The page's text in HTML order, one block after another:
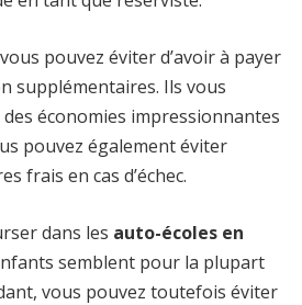
pouvez éviter d’avoir à payer
supplémentaires. Ils vous
économies impressionnantes
pouvez également éviter
frais en cas d’échec.
dans les auto-écoles en
semblent pour la plupart
vous pouvez toutefois éviter